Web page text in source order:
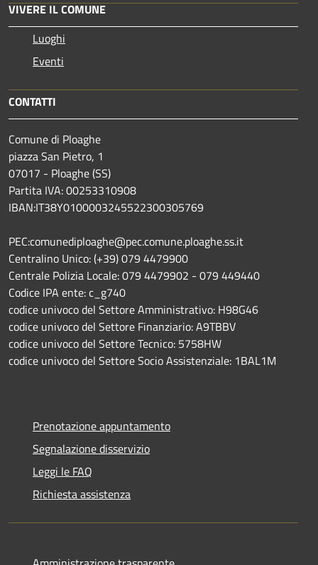
VIVERE IL COMUNE
Luoghi
Eventi
CONTATTI
Comune di Ploaghe
piazza San Pietro, 1
07017 - Ploaghe (SS)
Partita IVA: 00253310908
IBAN:IT38Y0100003245522300305769
PEC:comunediploaghe@pec.comune.ploaghe.ss.it
Centralino Unico: (+39) 079 4479900
Centrale Polizia Locale: 079 4479902 - 079 449440
Codice IPA ente: c_g740
codice univoco del Settore Amministrativo: H98G46
codice univoco del Settore Finanziario: A9TBBV
codice univoco del Settore Tecnico: 5758HW
codice univoco del Settore Socio Assistenziale: 1BAL1M
Prenotazione appuntamento
Segnalazione disservizio
Leggi le FAQ
Richiesta assistenza